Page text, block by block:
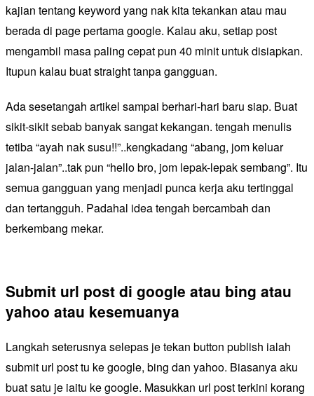
kajian tentang keyword yang nak kita tekankan atau mau
berada di page pertama google. Kalau aku, setiap post
mengambil masa paling cepat pun 40 minit untuk disiapkan.
Itupun kalau buat straight tanpa gangguan.
Ada sesetangah artikel sampai berhari-hari baru siap. Buat
sikit-sikit sebab banyak sangat kekangan. tengah menulis
tetiba “ayah nak susu!!”..kengkadang “abang, jom keluar
jalan-jalan”..tak pun “hello bro, jom lepak-lepak sembang”. Itu
semua gangguan yang menjadi punca kerja aku tertinggal
dan tertangguh. Padahal idea tengah bercambah dan
berkembang mekar.
Submit url post di google atau bing atau
yahoo atau kesemuanya
Langkah seterusnya selepas je tekan button publish ialah
submit url post tu ke google, bing dan yahoo. Biasanya aku
buat satu je iaitu ke google. Masukkan url post terkini korang